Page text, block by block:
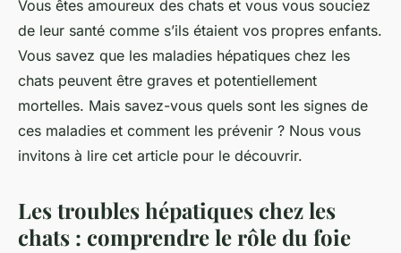
Vous êtes amoureux des chats et vous vous souciez
de leur santé comme s’ils étaient vos propres enfants.
Vous savez que les maladies hépatiques chez les
chats peuvent être graves et potentiellement
mortelles. Mais savez-vous quels sont les signes de
ces maladies et comment les prévenir ? Nous vous
invitons à lire cet article pour le découvrir.
Les troubles hépatiques chez les
chats : comprendre le rôle du foie